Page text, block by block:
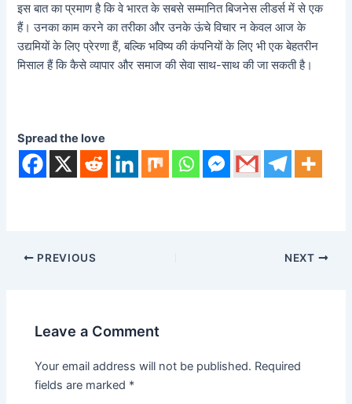
इस बात का प्रमाण है कि वे भारत के सबसे सम्मानित बिजनेस लीडर्स में से एक
हैं। उनका काम करने का तरीका और उनके ऊंचे विचार न केवल आज के
उद्यमियों के लिए प्रेरणा हैं, बल्कि भविष्य की कंपनियों के लिए भी एक बेहतरीन
मिसाल हैं कि कैसे व्यापार और समाज की सेवा साथ-साथ की जा सकती है।
Spread the love
PREVIOUS NEXT
Leave a Comment
Your email address will not be published. Required
fields are marked *